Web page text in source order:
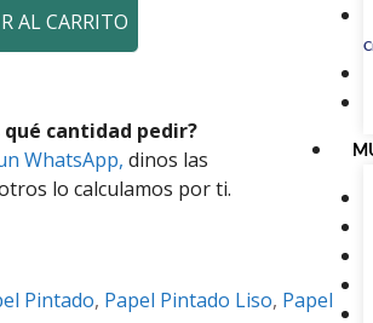
AL CARRITO
qué cantidad pedir?
WhatsApp, dinos las
lo calculamos por ti.
Pintado, Papel Pintado Liso, Papel